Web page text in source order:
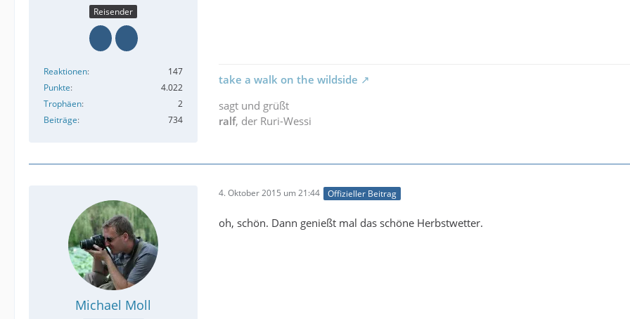
Reisender
Reaktionen
147
Punkte
4.022
Trophäen
2
Beiträge
734
take a walk on the wildside
sagt und grüßt
ralf, der Ruri-Wessi
Michael Moll
4. Oktober 2015 um 21:44 Offizieller Beitrag
oh, schön. Dann genießt mal das schöne Herbstwetter.